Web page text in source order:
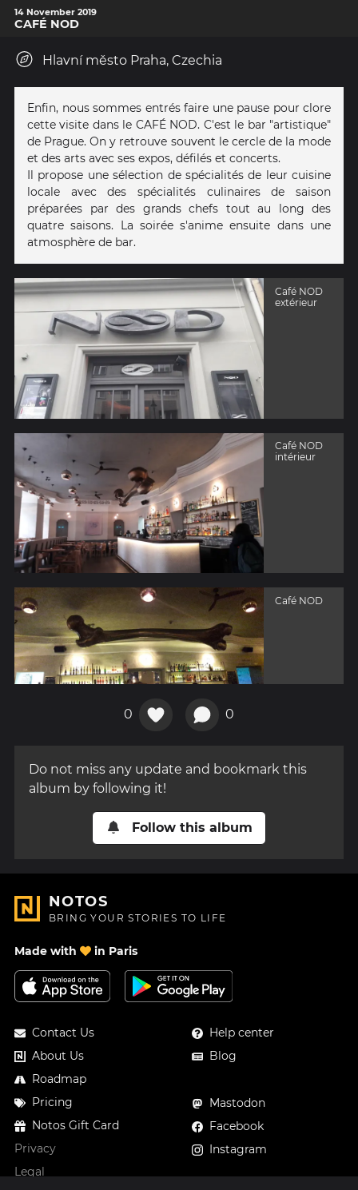
14 November 2019
CAFÉ NOD
Hlavní město Praha, Czechia
Enfin, nous sommes entrés faire une pause pour clore
cette visite dans le CAFÉ NOD. C'est le bar "artistique"
de Prague. On y retrouve souvent le cercle de la mode
et des arts avec ses expos, défilés et concerts.
Il propose une sélection de spécialités de leur cuisine
locale avec des spécialités culinaires de saison
préparées par des grands chefs tout au long des
quatre saisons. La soirée s'anime ensuite dans une
atmosphère de bar.
Café NOD
extérieur
Café NOD
intérieur
Café NOD
0 0
Do not miss any update and bookmark this
album by following it!
Follow this album
NOTOS
BRING YOUR STORIES TO LIFE
Made with in Paris
Contact Us
About Us
Roadmap
Pricing
Notos Gift Card
Privacy
Legal
Help center
Blog
Mastodon
Facebook
Instagram